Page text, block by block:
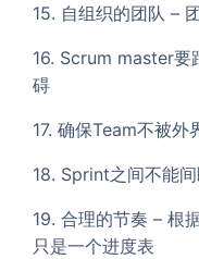
15. 自组织的团队 –
16. Scrum master要
碍
17. 确保Team不被外
18. Sprint之间不能
19. 合理的节奏 – 根
只是一个进度表